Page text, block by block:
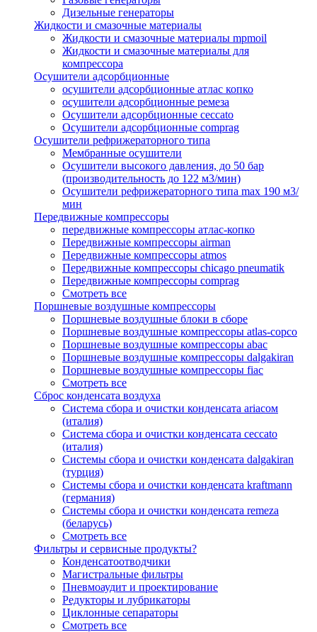
Дизельные генераторы
Жидкости и смазочные материалы
Жидкости и смазочные материалы mpmoil
Жидкости и смазочные материалы для
компрессора
Осушители адсорбционные
осушители адсорбционные атлас копко
осушители адсорбционные ремеза
Осушители адсорбционные ceccato
Осушители адсорбционные comprag
Осушители рефрижераторного типа
Мембранные осушители
Осушители высокого давления, до 50 бар
(производительность до 122 м3/мин)
Осушители рефрижераторного типа max 190 м3/
мин
Передвижные компрессоры
передвижные компрессоры атлас-копко
Передвижные компрессоры airman
Передвижные компрессоры atmos
Передвижные компрессоры chicago pneumatik
Передвижные компрессоры comprag
Смотреть все
Поршневые воздушные компрессоры
Поршневые воздушные блоки в сборе
Поршневые воздушные компрессоры atlas-copco
Поршневые воздушные компрессоры abac
Поршневые воздушные компрессоры dalgakiran
Поршневые воздушные компрессоры fiac
Смотреть все
Сброс конденсата воздуха
Система сбора и очистки конденсата ariacом
(италия)
Система сбора и очистки конденсата ceccato
(италия)
Системы сбора и очистки конденсата dalgakiran
(турция)
Системы сбора и очистки конденсата kraftmann
(германия)
Системы сбора и очистки конденсата remeza
(беларусь)
Смотреть все
Фильтры и сервисные продукты?
Конденсатоотводчики
Магистральные фильтры
Пневмоаудит и проектирование
Редукторы и лубрикаторы
Циклонные сепараторы
Смотреть все